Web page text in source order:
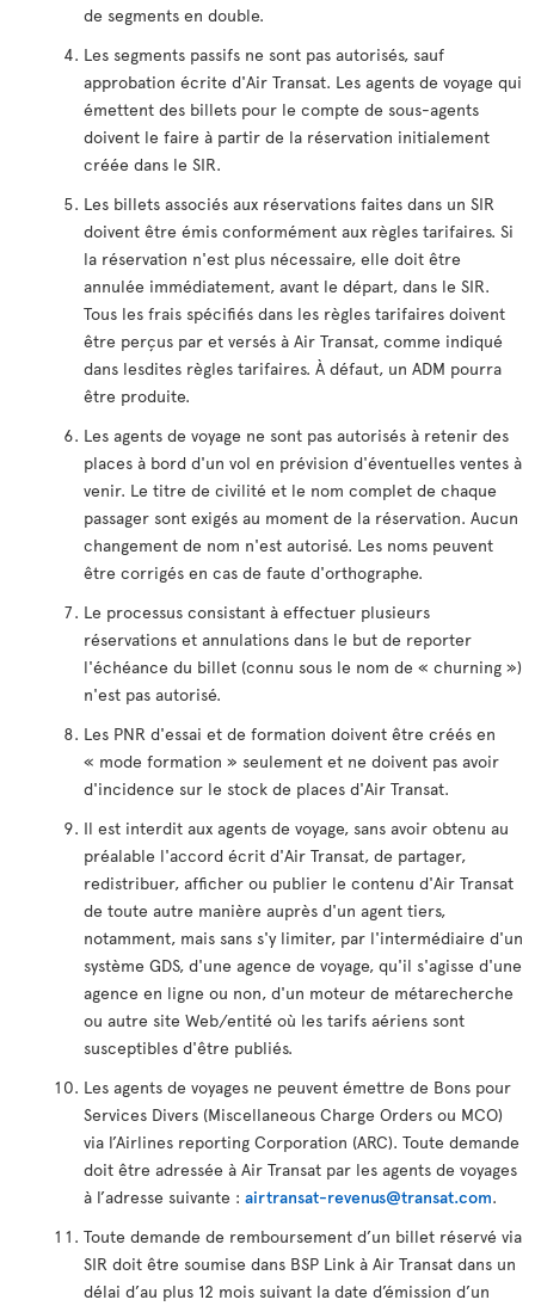
de segments en double.
Les segments passifs ne sont pas autorisés, sauf
approbation écrite d'Air Transat. Les agents de voyage qui
émettent des billets pour le compte de sous-agents
doivent le faire à partir de la réservation initialement
créée dans le SIR.
Les billets associés aux réservations faites dans un SIR
doivent être émis conformément aux règles tarifaires. Si
la réservation n'est plus nécessaire, elle doit être
annulée immédiatement, avant le départ, dans le SIR.
Tous les frais spécifiés dans les règles tarifaires doivent
être perçus par et versés à Air Transat, comme indiqué
dans lesdites règles tarifaires. À défaut, un ADM pourra
être produite.
Les agents de voyage ne sont pas autorisés à retenir des
places à bord d'un vol en prévision d'éventuelles ventes à
venir. Le titre de civilité et le nom complet de chaque
passager sont exigés au moment de la réservation. Aucun
changement de nom n'est autorisé. Les noms peuvent
être corrigés en cas de faute d'orthographe.
Le processus consistant à effectuer plusieurs
réservations et annulations dans le but de reporter
l'échéance du billet (connu sous le nom de « churning »)
n'est pas autorisé.
Les PNR d'essai et de formation doivent être créés en
« mode formation » seulement et ne doivent pas avoir
d'incidence sur le stock de places d'Air Transat.
Il est interdit aux agents de voyage, sans avoir obtenu au
préalable l'accord écrit d'Air Transat, de partager,
redistribuer, afficher ou publier le contenu d'Air Transat
de toute autre manière auprès d'un agent tiers,
notamment, mais sans s'y limiter, par l'intermédiaire d'un
système GDS, d'une agence de voyage, qu'il s'agisse d'une
agence en ligne ou non, d'un moteur de métarecherche
ou autre site Web/entité où les tarifs aériens sont
susceptibles d'être publiés.
Les agents de voyages ne peuvent émettre de Bons pour
Services Divers (Miscellaneous Charge Orders ou MCO)
via l’Airlines reporting Corporation (ARC). Toute demande
doit être adressée à Air Transat par les agents de voyages
à l’adresse suivante : airtransat-revenus@transat.com.
Toute demande de remboursement d’un billet réservé via
SIR doit être soumise dans BSP Link à Air Transat dans un
délai d’au plus 12 mois suivant la date d’émission d’un